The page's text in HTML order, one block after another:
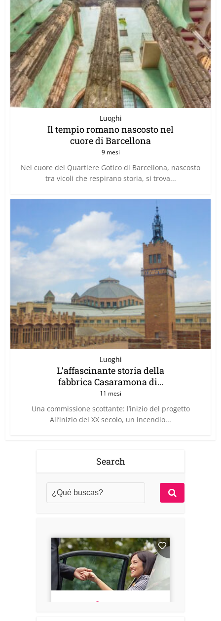
Luoghi
Il tempio romano nascosto nel
cuore di Barcellona
9 mesi
Nel cuore del Quartiere Gotico di Barcellona, nascosto
tra vicoli che respirano storia, si trova...
Luoghi
L’affascinante storia della
fabbrica Casaramona di...
11 mesi
Una commissione scottante: l’inizio del progetto
All’inizio del XX secolo, un incendio...
Search